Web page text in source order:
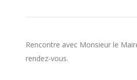
Rencontre avec Monsieur le
rendez-vous.